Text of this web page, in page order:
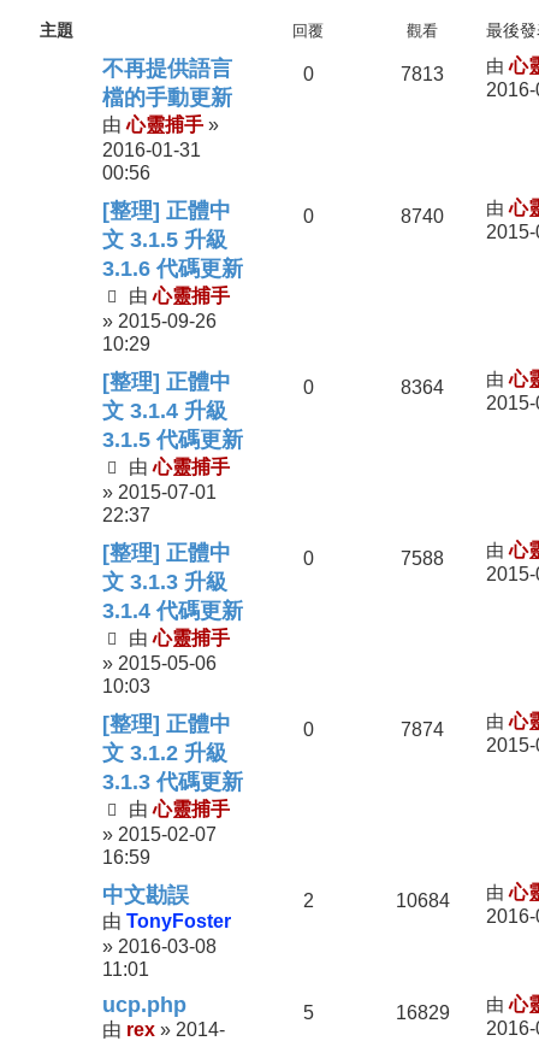
主題 回覆 觀看 最後
不再提供語言
檔的手動更新
由心靈捕手 »
2016-01-31
00:56
0 7813 由心
[整理] 正體中
文 3.1.5 升級
3.1.6 代碼更新
由心靈捕手
» 2015-09-26
10:29
0 8740 由心
[整理] 正體中
文 3.1.4 升級
3.1.5 代碼更新
由心靈捕手
» 2015-07-01
22:37
0 8364 由心
[整理] 正體中
文 3.1.3 升級
3.1.4 代碼更新
由心靈捕手
» 2015-05-06
10:03
0 7588 由心
[整理] 正體中
文 3.1.2 升級
3.1.3 代碼更新
由心靈捕手
» 2015-02-07
16:59
0 7874 由心
中文勘誤
由 TonyFoster
» 2016-03-08
11:01
2 10684 由心
ucp.php
由 rex » 2014-
5 16829 由心